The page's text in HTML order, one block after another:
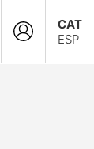
CAT
ESP